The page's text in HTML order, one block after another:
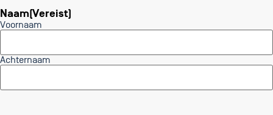
Naam(Vereist)
Voornaam
Achternaam